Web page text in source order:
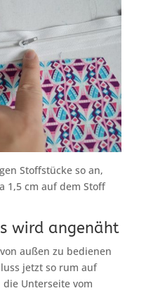
Stoffstücke so an,
1,5 cm auf dem Stoff
wird angenäht
außen zu bedienen
jetzt so rum auf
Unterseite vom